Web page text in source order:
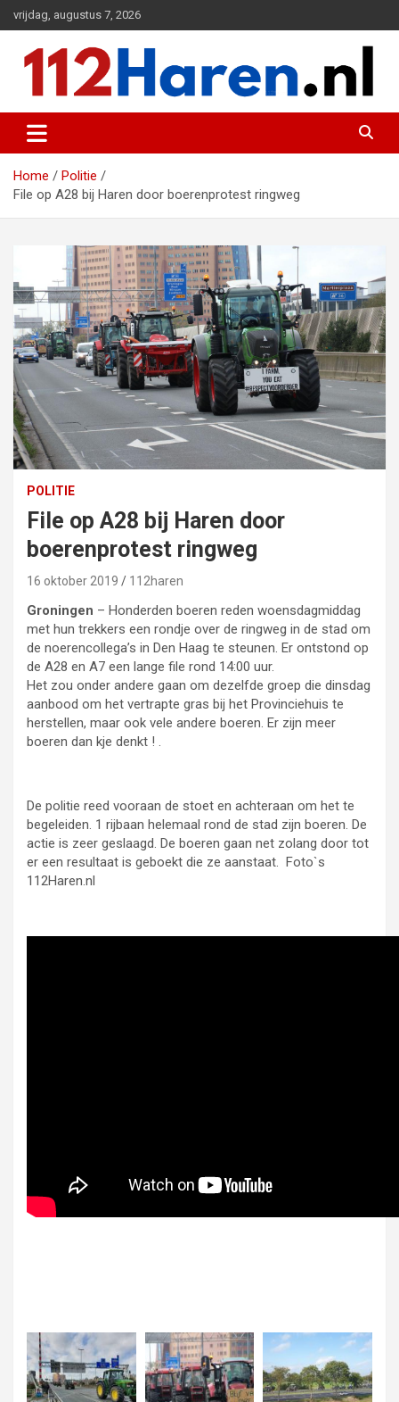
naar
inhoud
vrijdag, augustus 7, 2026
112 Haren.nl
Home
Politie
File op A28 bij Haren door boerenprotest ringweg
POLITIE
File op A28 bij Haren door
boerenprotest ringweg
16 oktober 2019 112haren
Groningen – Honderden boeren reden woensdagmiddag
met hun trekkers een rondje over de ringweg in de stad om
de noerencollega’s in Den Haag te steunen. Er ontstond op
de A28 en A7 een lange file rond 14:00 uur.
Het zou onder andere gaan om dezelfde groep die dinsdag
aanbood om het vertrapte gras bij het Provinciehuis te
herstellen, maar ook vele andere boeren. Er zijn meer
boeren dan kje denkt ! .
De politie reed vooraan de stoet en achteraan om het te
begeleiden. 1 rijbaan helemaal rond de stad zijn boeren. De
actie is zeer geslaagd. De boeren gaan net zolang door tot
er een resultaat is geboekt die ze aanstaat. Foto`s
112Haren.nl